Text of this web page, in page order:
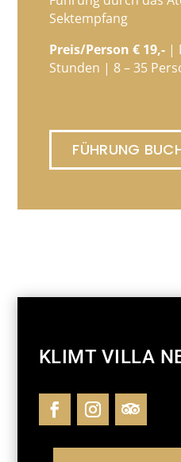
Sektempfang
Preis/Person € 19,- |
Stunden | 8 – 35
FÜHRUNG
KLIMT VILLA